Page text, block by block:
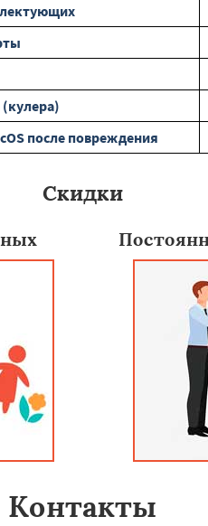
после повреждения
Скидки
Контакты